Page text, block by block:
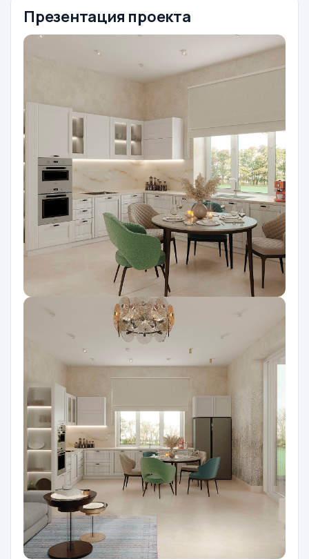
Презентация проекта